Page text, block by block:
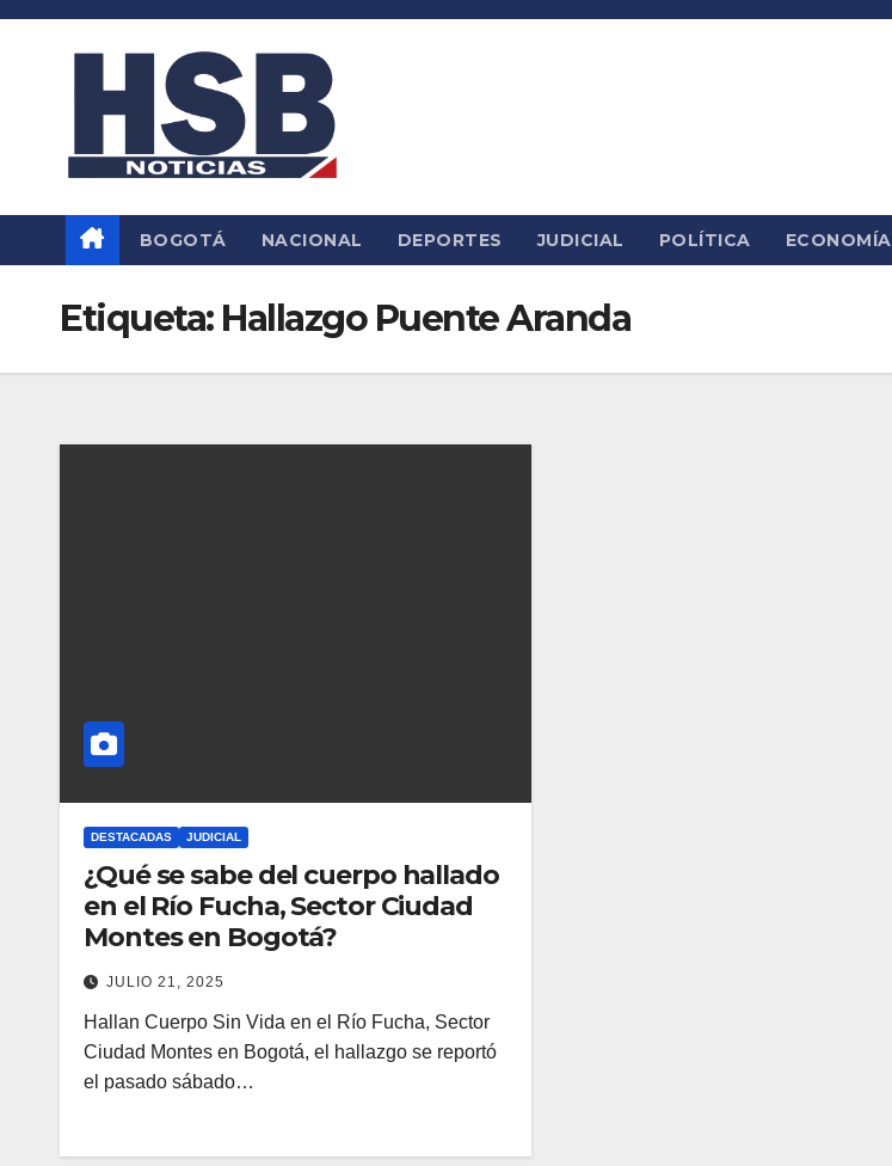
Saltar
BOGOTÁ NACIONAL DEPORTES JUDICIAL POLÍTICA ECONOMÍA
Etiqueta: Hallazgo Puente Aranda
DESTACADAS JUDICIAL
¿Qué se sabe del cuerpo hallado
en el Río Fucha, Sector Ciudad
Montes en Bogotá?
JULIO 21, 2025
Hallan Cuerpo Sin Vida en el Río Fucha, Sector
Ciudad Montes en Bogotá, el hallazgo se reportó
el pasado sábado…